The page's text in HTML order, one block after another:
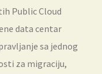
Public Cloud
data centar
sa jednog
za migraciju,